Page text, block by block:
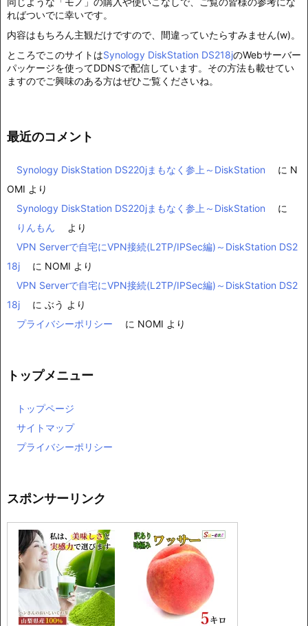
ればついでに幸いです。
内容はもちろん主観だけですので、間違っていたらすみません(w)。
ところでこのサイトはSynology DiskStation DS218jのWebサーバー
パッケージを使ってDDNSで配信しています。その方法も載せてい
ますのでご興味のある方はぜひご覧くださいね。
最近のコメント
Synology DiskStation DS220jまもなく参上～DiskStation に N
OMI より
Synology DiskStation DS220jまもなく参上～DiskStation
に
りんもん
より
VPN Serverで自宅にVPN接続(L2TP/IPSec編)～DiskStation DS2
18j
に NOMI より
VPN Serverで自宅にVPN接続(L2TP/IPSec編)～DiskStation DS2
18j
に ぶう より
プライバシーポリシー
に NOMI より
トップメニュー
トップページ
サイトマップ
プライバシーポリシー
スポンサーリンク